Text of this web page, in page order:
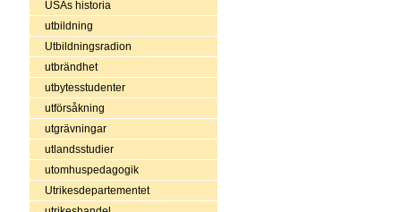
USAs historia
utbildning
Utbildningsradion
utbrändhet
utbytesstudenter
utförsåkning
utgrävningar
utlandsstudier
utomhuspedagogik
Utrikesdepartementet